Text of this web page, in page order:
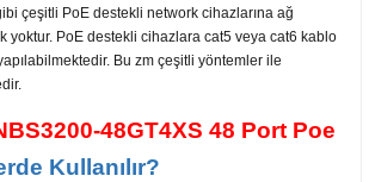
çeşitli PoE destekli network cihazlarına ağ
yoktur. PoE destekli cihazlara cat5 veya cat6 kablo
Bu zm çeşitli yöntemler ile
48GT4XS 48 Port Poe
Kullanılır?